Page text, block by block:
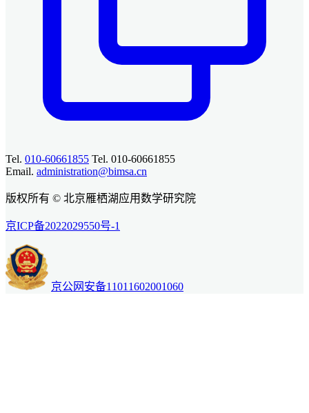
Tel. 010-60661855 Tel. 010-60661855
Email. administration@bimsa.cn
版权所有 © 北京雁栖湖应用数学研究院
京ICP备2022029550号-1
京公网安备11011602001060